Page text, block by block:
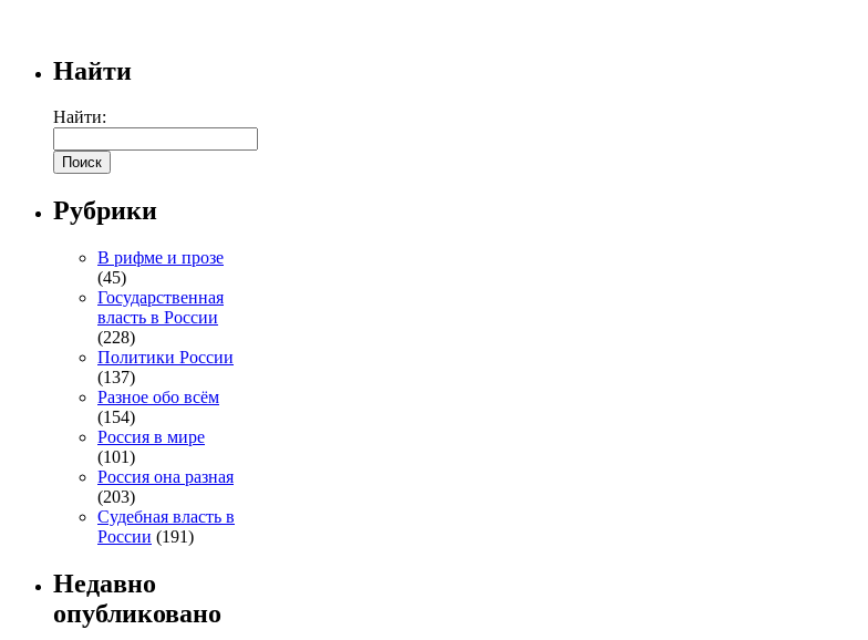
Найти
Найти:
Рубрики
В рифме и прозе
(45)
Государственная
власть в России
(228)
Политики России
(137)
Разное обо всём
(154)
Россия в мире
(101)
Россия она разная
(203)
Судебная власть в
России (191)
Недавно
опубликовано